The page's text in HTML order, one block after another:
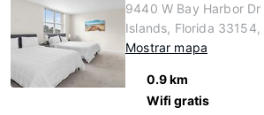
9440 W Bay Harbor
Islands, Florida 33154,
Mostrar mapa
0.9 km
Wifi gratis